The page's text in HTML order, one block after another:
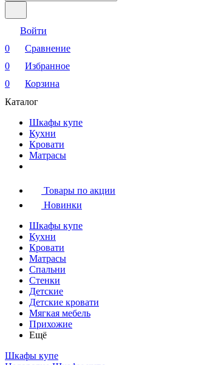
Войти
0
Сравнение
0
Избранное
0
Корзина
Каталог
Шкафы купе
Кухни
Кровати
Матрасы
Товары по акции
Новинки
Шкафы купе
Кухни
Кровати
Матрасы
Cпальни
Стенки
Детские
Детские кровати
Мягкая мебель
Прихожие
Ещё
Шкафы купе